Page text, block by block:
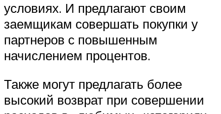
условиях. И предлагают своим
заемщикам совершать покупки у
партнеров с повышенным
начислением процентов.
Также могут предлагать более
высокий возврат при совершении